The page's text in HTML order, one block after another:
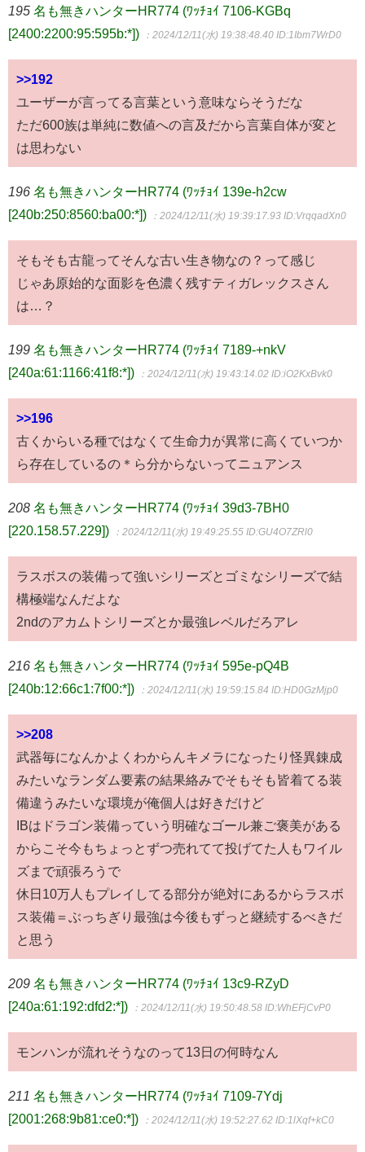
195 名も無きハンターHR774 (ﾜｯﾁｮｲ 7106-KGBq
[2400:2200:95:595b:*])
：2024/12/11(水) 19:38:48.40 ID:1Ibm7WrD0
>>192
ユーザーが言ってる言葉という意味ならそうだな
ただ600族は単純に数値への言及だから言葉自体が変と
は思わない
196 名も無きハンターHR774 (ﾜｯﾁｮｲ 139e-h2cw
[240b:250:8560:ba00:*])
：2024/12/11(水) 19:39:17.93 ID:VrqqadXn0
そもそも古龍ってそんな古い生き物なの？って感じ
じゃあ原始的な面影を色濃く残すティガレックスさん
は…？
199 名も無きハンターHR774 (ﾜｯﾁｮｲ 7189-+nkV
[240a:61:1166:41f8:*])
：2024/12/11(水) 19:43:14.02 ID:iO2KxBvk0
>>196
古くからいる種ではなくて生命力が異常に高くていつか
ら存在しているの＊ら分からないってニュアンス
208 名も無きハンターHR774 (ﾜｯﾁｮｲ 39d3-7BH0
[220.158.57.229])
：2024/12/11(水) 19:49:25.55 ID:GU4O7ZRl0
ラスボスの装備って強いシリーズとゴミなシリーズで結
構極端なんだよな
2ndのアカムトシリーズとか最強レベルだろアレ
216 名も無きハンターHR774 (ﾜｯﾁｮｲ 595e-pQ4B
[240b:12:66c1:7f00:*])
：2024/12/11(水) 19:59:15.84 ID:HD0GzMjp0
>>208
武器毎になんかよくわからんキメラになったり怪異錬成
みたいなランダム要素の結果絡みでそもそも皆着てる装
備違うみたいな環境が俺個人は好きだけど
IBはドラゴン装備っていう明確なゴール兼ご褒美がある
からこそ今もちょっとずつ売れてて投げてた人もワイル
ズまで頑張ろうで
休日10万人もプレイしてる部分が絶対にあるからラスボ
ス装備＝ぶっちぎり最強は今後もずっと継続するべきだ
と思う
209 名も無きハンターHR774 (ﾜｯﾁｮｲ 13c9-RZyD
[240a:61:192:dfd2:*])
：2024/12/11(水) 19:50:48.58 ID:WhEFjCvP0
モンハンが流れそうなのって13日の何時なん
211 名も無きハンターHR774 (ﾜｯﾁｮｲ 7109-7Ydj
[2001:268:9b81:ce0:*])
：2024/12/11(水) 19:52:27.62 ID:1lXqf+kC0